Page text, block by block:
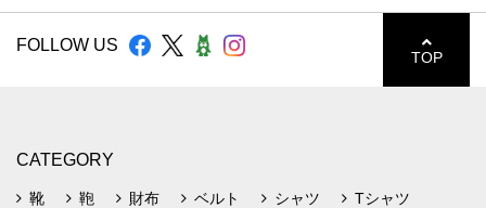
FOLLOW US
TOP
CATEGORY
靴 鞄 財布 ベルト シャツ Tシャツ